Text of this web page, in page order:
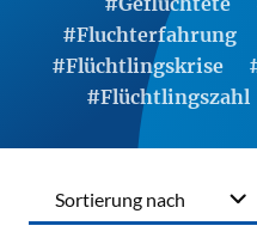
#Fluchterfahrung
#Flüchtlingskrise
#Flüchtlingszahl
Sortierung nach